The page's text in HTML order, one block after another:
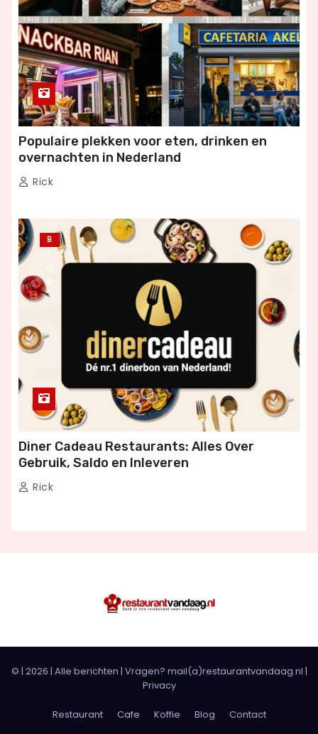
Populaire plekken voor eten, drinken en
overnachten in Nederland
Rick
B
L
O
G
Diner Cadeau Restaurants: Alles Over
Gebruik, Saldo en Inleveren
Rick
© | 2026 | Alle berichten | Vragen? mail(a)restaurantvandaag.nl |
Privacy
Restaurant Cafe Koffie Blog Contact